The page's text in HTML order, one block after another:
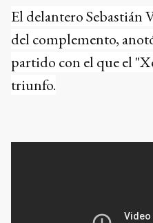
El delantero Sebastián
del complemento,
partido con el que el
triunfo.